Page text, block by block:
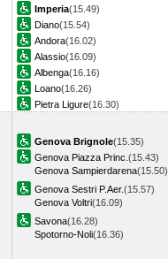
Imperia(15.49)
Diano(15.54)
Andora(16.02)
Alassio(16.09)
Albenga(16.16)
Loano(16.26)
Pietra Ligure(16.30)
Genova Brignole(15.35)
Genova Piazza Princ. (15.43)
Genova Sampierdarena(15.50)
Genova Sestri P.Aer.(15.57)
Genova Voltri(16.09)
Savona(16.28)
Spotorno-Noli(16.36)